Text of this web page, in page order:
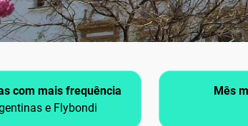
com mais frequência
e Flybondi
Mês